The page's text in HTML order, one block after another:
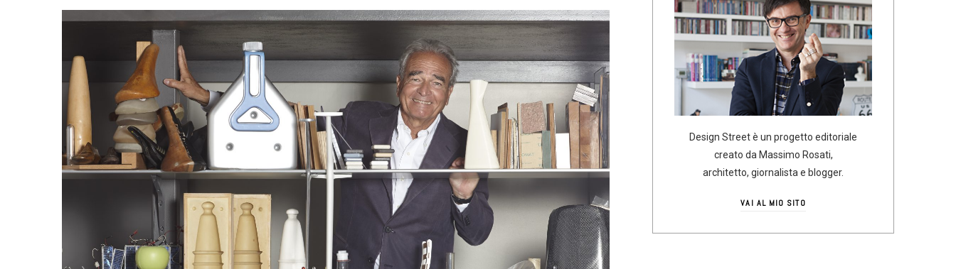
Design Street è un progetto editoriale
creato da Massimo Rosati,
architetto, giornalista e blogger.
VAI AL MIO SITO